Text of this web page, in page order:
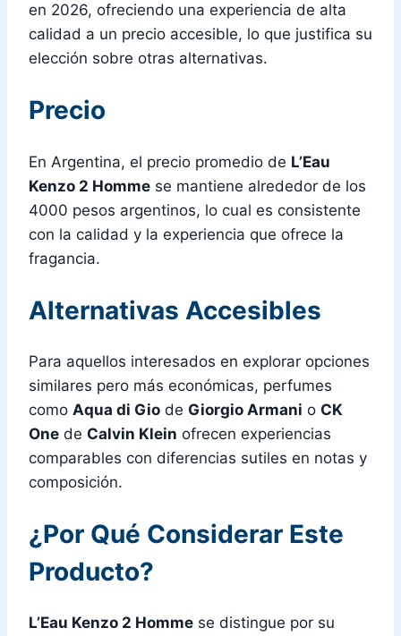
en 2026, ofreciendo una experiencia de alta
calidad a un precio accesible, lo que justifica su
elección sobre otras alternativas.
Precio
En Argentina, el precio promedio de L’Eau
Kenzo 2 Homme se mantiene alrededor de los
4000 pesos argentinos, lo cual es consistente
con la calidad y la experiencia que ofrece la
fragancia.
Alternativas Accesibles
Para aquellos interesados en explorar opciones
similares pero más económicas, perfumes
como Aqua di Gio de Giorgio Armani o CK
One de Calvin Klein ofrecen experiencias
comparables con diferencias sutiles en notas y
composición.
¿Por Qué Considerar Este
Producto?
L’Eau Kenzo 2 Homme se distingue por su